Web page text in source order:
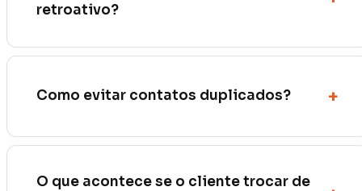
retroativo?
Como evitar contatos duplicados?
O que acontece se o cliente trocar de